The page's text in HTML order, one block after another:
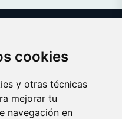
cookies
y otras técnicas
mejorar tu
navegación en